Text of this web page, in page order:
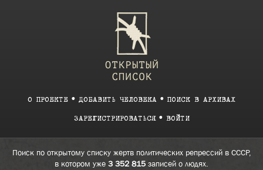
О ПРОЕКТЕ ДОБАВИТЬ ЧЕЛОВЕКА ПОИСК В АРХИВАХ
ЗАРЕГИСТРИРОВАТЬСЯ ВОЙТИ
Поиск по открытому списку жертв политических репрессий в СССР,
в котором уже 3 352 815 записей о людях.